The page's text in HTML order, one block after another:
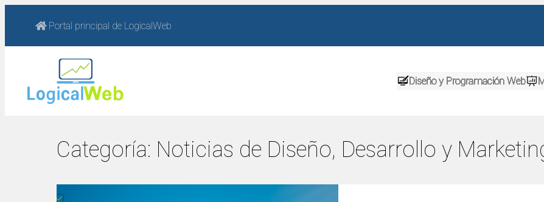
Portal principal de LogicalWeb
Diseño y Programación Web
Categoría: Noticias de Diseño, Desarrollo y